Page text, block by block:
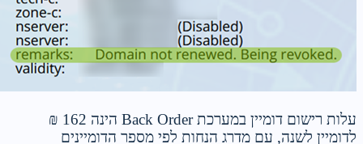
עלות רישום דומיין במערכת Back Order הינה 162 ₪
לדומיין לשנה, עם מדרג הנחות לפי מספר הדומיינים